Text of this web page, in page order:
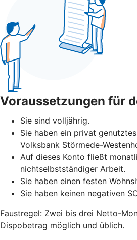
Voraussetzungen für
Sie sind volljährig.
Sie haben ein privat
Volksbank Störmede-
Auf dieses Konto fließt
nichtselbstständiger Arbeit.
Sie haben einen festen
Sie haben keinen negativen
Faustregel: Zwei bis drei Netto-
Dispobetrag möglich und üblich.